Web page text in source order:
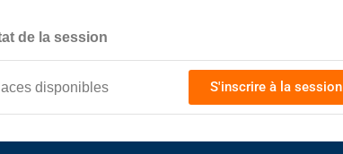
de la session
disponibles S'inscrire à la session